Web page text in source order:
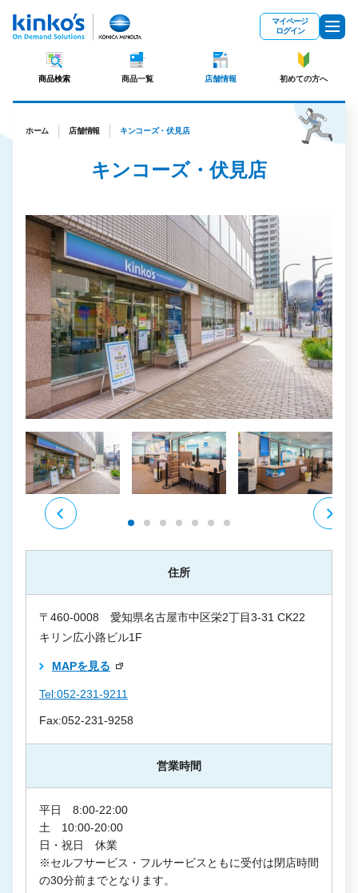
マイページ
ログイン
商品検索 商品一覧 店舗情報 初めての方へ
ホーム 店舗情報 キンコーズ・伏見店
キンコーズ・伏見店
住所
〒460-0008 愛知県名古屋市中区栄2丁目3-31 CK22
キリン広小路ビル1F
MAPを見る
Tel:052-231-9211
Fax:052-231-9258
営業時間
平日 8:00-22:00
土 10:00-20:00
日・祝日 休業
※セルフサービス・フルサービスともに受付は閉店時間
の30分前までとなります。